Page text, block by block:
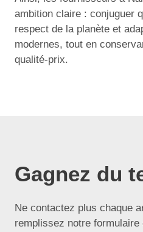
ambition claire : conjuguer
respect de la planète et
modernes, tout en
qualité-prix.
Gagnez du
Ne contactez plus chaque
remplissez notre formulaire